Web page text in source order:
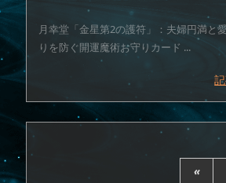
月幸堂「金星第2の護符」：夫婦円満と
りを防ぐ開運魔術お守りカード ...
«